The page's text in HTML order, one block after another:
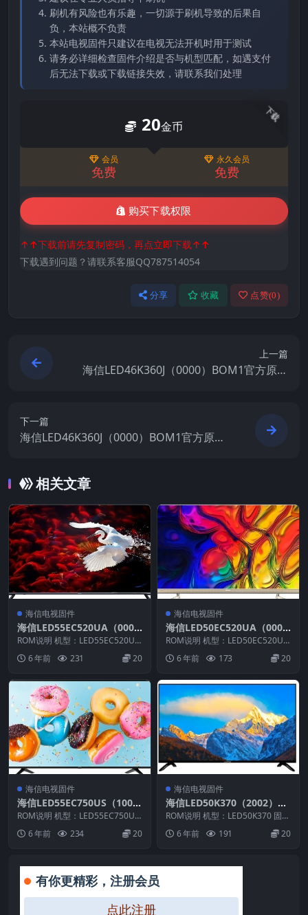
刷机有风险也有乐趣，一切源于刷机导致的后果自
负，本站概不负责
本站电视固件只建议在电视无法开机时用于测试
请务必详细检查固件介绍是否与机型匹配，如遇支付
后无法下载或下载链接失效，请联系我们处理
下载
20金币
会员
免费
永久会员
免费
购买下载权限
↑↑下载前请先复制密码，再点立即下载↑↑
下载遇到问题？请联系客服QQ787514054
分享 收藏 点赞(0)
上一篇
海信LED46K360J（0000）BOM1官方原厂
下一篇
海信LED46K360J（0000）BOM1官方原厂
相关文章
海信电视固件
海信LED55EC520UA（000
0）BOM1_C005_20150915
官方原厂USB刷机电视固件包
ROM说明 机型：LED55EC520UA
固件版本：（0000） BOM：1 ...
6 年前 231 20
海信电视固件
海信LED50EC520UA（000
1）BOM2_C003_20160129
官方原厂USB刷机电视固件包
ROM说明 机型：LED50EC520UA
固件版本：（0001） BOM：2 ...
6 年前 173 20
海信电视固件
海信LED55EC750US（100
0）BOM2_C004_20180226
官方原厂USB刷机电视固件包
ROM说明 机型：LED55EC750US
固件版本：（1000） BOM：2 ...
6 年前 234 20
海信电视固件
海信LED50K370（2002）B
OM7官方原厂USB刷机电视
固件包
ROM说明 机型：LED50K370 固件
版本：（2002） BOM：7 海信L...
6 年前 191 20
有你更精彩，注册会员
点此注册